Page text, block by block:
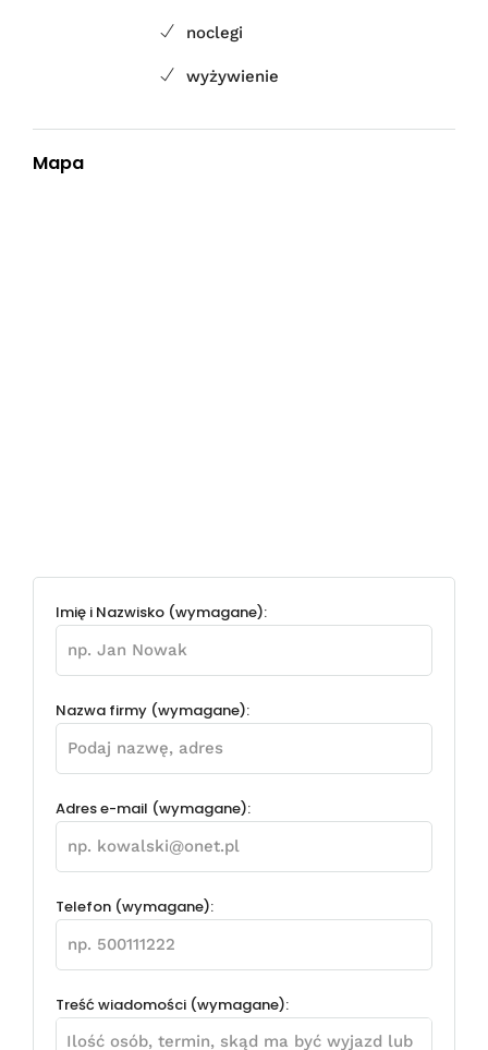
noclegi
wyżywienie
Mapa
Imię i Nazwisko (wymagane):
Nazwa firmy (wymagane):
Adres e-mail (wymagane):
Telefon (wymagane):
Treść wiadomości (wymagane):